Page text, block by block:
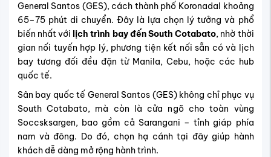
General Santos (GES), cách thành phố Koronadal khoảng
65–75 phút di chuyển. Đây là lựa chọn lý tưởng và phổ
biến nhất với lịch trình bay đến South Cotabato, nhờ thời
gian nối tuyến hợp lý, phương tiện kết nối sẵn có và lịch
bay tương đối đều đặn từ Manila, Cebu, hoặc các hub
quốc tế.
Sân bay quốc tế General Santos (GES) không chỉ phục vụ
South Cotabato, mà còn là cửa ngõ cho toàn vùng
Soccsksargen, bao gồm cả Sarangani – tỉnh giáp phía
nam và đông. Do đó, chọn hạ cánh tại đây giúp hành
khách dễ dàng mở rộng hành trình.